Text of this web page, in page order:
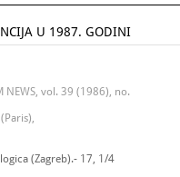
U 1987. GODINI
NEWS, vol. 39 (1986), no.
(Zagreb).- 17, 1/4